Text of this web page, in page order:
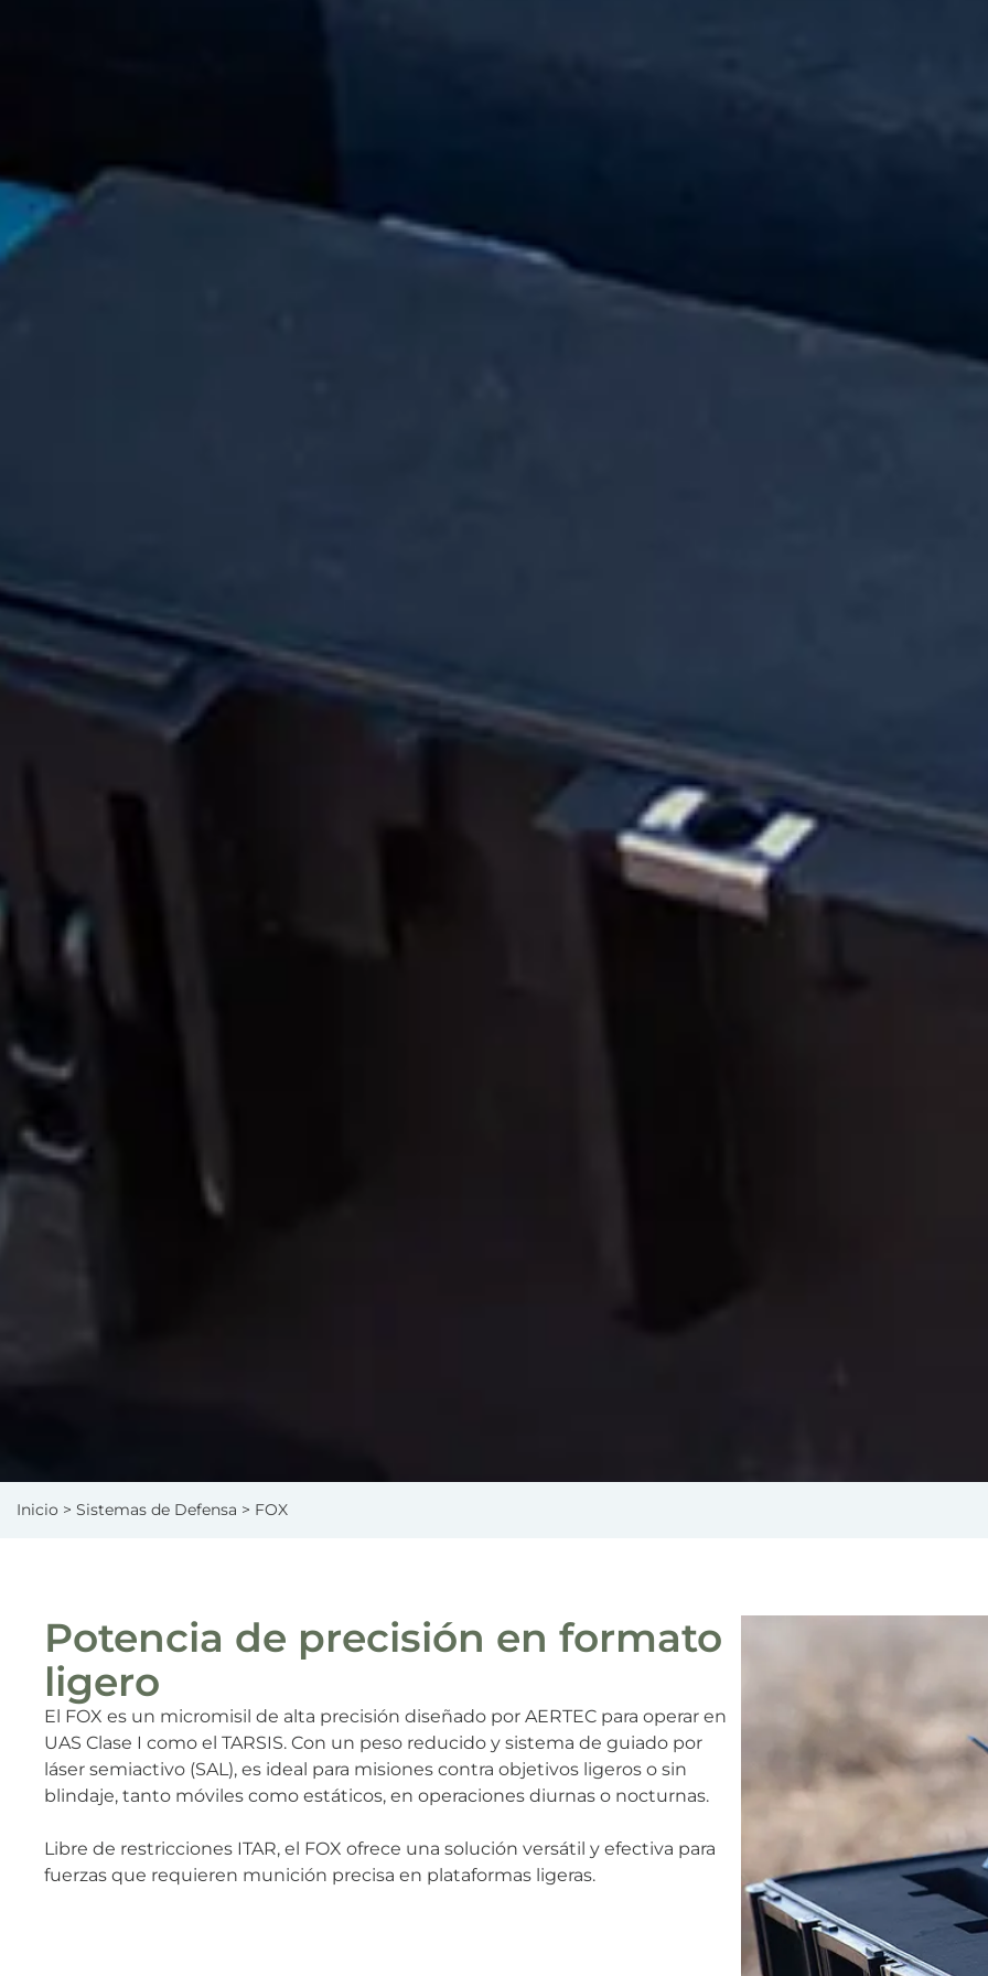
Inicio > Sistemas de Defensa > FOX
Potencia de precisión en formato
ligero
El FOX es un micromisil de alta precisión diseñado por AERTEC para operar en
UAS Clase I como el TARSIS. Con un peso reducido y sistema de guiado por
láser semiactivo (SAL), es ideal para misiones contra objetivos ligeros o sin
blindaje, tanto móviles como estáticos, en operaciones diurnas o nocturnas.
Libre de restricciones ITAR, el FOX ofrece una solución versátil y efectiva para
fuerzas que requieren munición precisa en plataformas ligeras.